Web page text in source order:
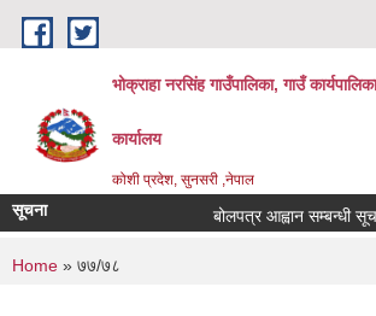
Skip to main content
भोक्राहा नरसिंह गाउँपालिका, गाउँ
कार्यालय
कोशी प्रदेश, सुनसरी ,नेपाल
सूचना बोलपत्र आह्वान सम्बन्धी सूचना
You are here
Home » ७७/७८